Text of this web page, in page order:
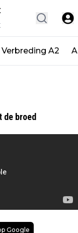
Verbreding A2
de broed
Google